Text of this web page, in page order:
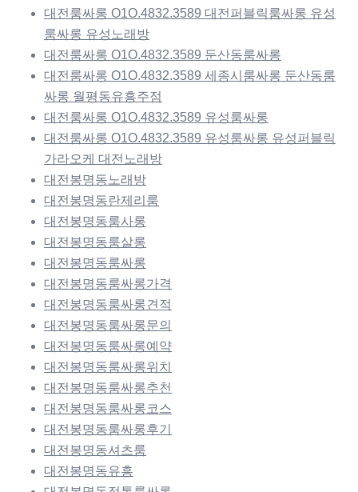
대전룸싸롱 O1O.4832.3589 대전퍼블릭룸싸롱 유성
룸싸롱 유성노래방
대전룸싸롱 O1O.4832.3589 둔산동룸싸롱
대전룸싸롱 O1O.4832.3589 세종시룸싸롱 둔산동룸
싸롱 월평동유흥주점
대전룸싸롱 O1O.4832.3589 유성룸싸롱
대전룸싸롱 O1O.4832.3589 유성룸싸롱 유성퍼블릭
가라오케 대전노래방
대전봉명동노래방
대전봉명동란제리룸
대전봉명동룸사롱
대전봉명동룸살롱
대전봉명동룸싸롱
대전봉명동룸싸롱가격
대전봉명동룸싸롱견적
대전봉명동룸싸롱문의
대전봉명동룸싸롱예약
대전봉명동룸싸롱위치
대전봉명동룸싸롱추천
대전봉명동룸싸롱코스
대전봉명동룸싸롱후기
대전봉명동셔츠룸
대전봉명동유흥